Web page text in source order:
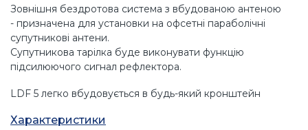
Зовнішня бездротова система з вбудованою антеною
- призначена для установки на офсетні параболічні
супутникові антени.
Супутникова тарілка буде виконувати функцію
підсилюючого сигнал рефлектора.
LDF 5 легко вбудовується в будь-який кронштейн
Характеристики